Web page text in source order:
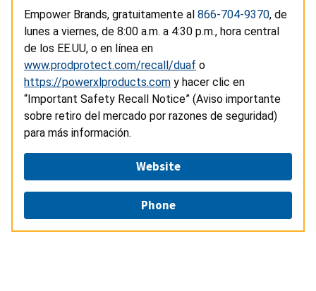
Empower Brands, gratuitamente al 866-704-9370, de
lunes a viernes, de 8:00 a.m. a 4:30 p.m., hora central
de los EE.UU, o en línea en
www.prodprotect.com/recall/duaf o
https://powerxlproducts.com y hacer clic en
“Important Safety Recall Notice” (Aviso importante
sobre retiro del mercado por razones de seguridad)
para más información.
Website
Phone